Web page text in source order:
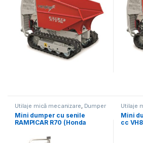
Utilaje mică mecanizare, Dumper
Mini dumper cu senile
RAMPICAR R70 (Honda
hidrostatica, sarcina max.
Utilaje
Mini
cc